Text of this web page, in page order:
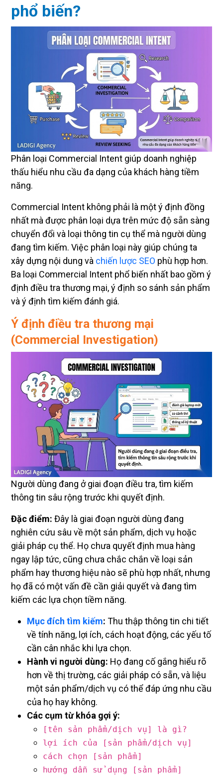
phổ biến?
Phân loại Commercial Intent giúp doanh nghiệp
thấu hiểu nhu cầu đa dạng của khách hàng tiềm
năng.
Commercial Intent không phải là một ý định đồng
nhất mà được phân loại dựa trên mức độ sẵn sàng
chuyển đổi và loại thông tin cụ thể mà người dùng
đang tìm kiếm. Việc phân loại này giúp chúng ta
xây dựng nội dung và chiến lược SEO phù hợp hơn.
Ba loại Commercial Intent phổ biến nhất bao gồm ý
định điều tra thương mại, ý định so sánh sản phẩm
và ý định tìm kiếm đánh giá.
Ý định điều tra thương mại
(Commercial Investigation)
Người dùng đang ở giai đoạn điều tra, tìm kiếm
thông tin sâu rộng trước khi quyết định.
Đặc điểm: Đây là giai đoạn người dùng đang
nghiên cứu sâu về một sản phẩm, dịch vụ hoặc
giải pháp cụ thể. Họ chưa quyết định mua hàng
ngay lập tức, cũng chưa chắc chắn về loại sản
phẩm hay thương hiệu nào sẽ phù hợp nhất, nhưng
họ đã có một vấn đề cần giải quyết và đang tìm
kiếm các lựa chọn tiềm năng.
Mục đích tìm kiếm: Thu thập thông tin chi tiết
về tính năng, lợi ích, cách hoạt động, các yếu tố
cần cân nhắc khi lựa chọn.
Hành vi người dùng: Họ đang cố gắng hiểu rõ
hơn về thị trường, các giải pháp có sẵn, và liệu
một sản phẩm/dịch vụ có thể đáp ứng nhu cầu
của họ hay không.
Các cụm từ khóa gợi ý:
[tên sản phẩm/dịch vụ] là gì?
lợi ích của [sản phẩm/dịch vụ]
cách chọn [sản phẩm]
hướng dẫn sử dụng [sản phẩm]